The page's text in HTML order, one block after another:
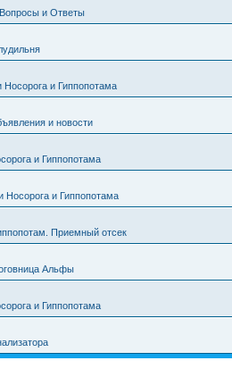
и Ответы
Носорога и Гиппопотама
и новости
и Гиппопотама
Носорога и Гиппопотама
Приемный отсек
Альфы
и Гиппопотама